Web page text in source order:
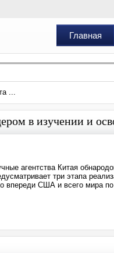
Главная
...
в изучении и
агентства Китая
три этапа
впереди США и всего мира